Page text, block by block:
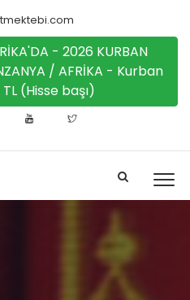
- 2026 KURBAN
/ AFRİKA - Kurban
(Hisse başı)